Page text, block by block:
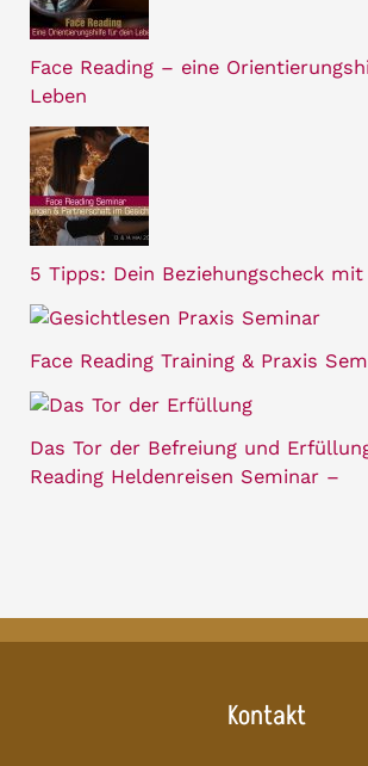
Face Reading – eine
Leben
5 Tipps: Dein Beziehungscheck mit
Face Reading Training & Praxis
Das Tor der Befreiung und
Reading Heldenreisen Seminar –
Kontakt